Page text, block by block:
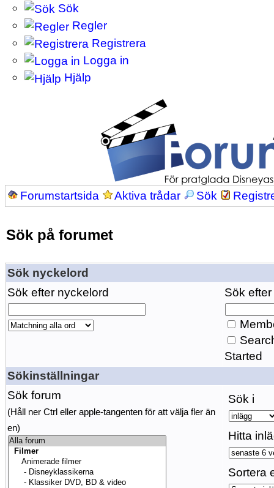
Sök
Regler
Registrera
Logga in
Hjälp
Forumstartsida Aktiva trådar Sök
Sök på forumet
Sök nyckelord
Sök efter nyckelord
Sök
Started
Sökinställningar
Sök forum
(Håll ner Ctrl eller apple-tangenten för att välja fler än
en)
Sök i
Hitta
Sortera